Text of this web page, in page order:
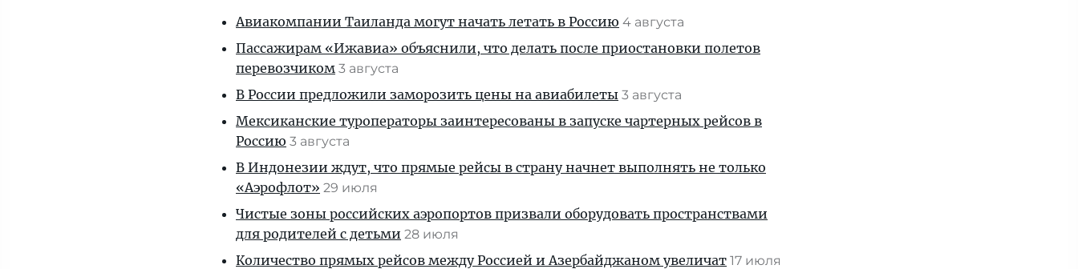
Авиакомпании Таиланда могут начать летать в Россию 4 августа
Пассажирам «Ижавиа» объяснили, что делать после приостановки полетов
перевозчиком 3 августа
В России предложили заморозить цены на авиабилеты 3 августа
Мексиканские туроператоры заинтересованы в запуске чартерных рейсов в
Россию 3 августа
В Индонезии ждут, что прямые рейсы в страну начнет выполнять не только
«Аэрофлот» 29 июля
Чистые зоны российских аэропортов призвали оборудовать пространствами
для родителей с детьми 28 июля
Количество прямых рейсов между Россией и Азербайджаном увеличат 17 июля